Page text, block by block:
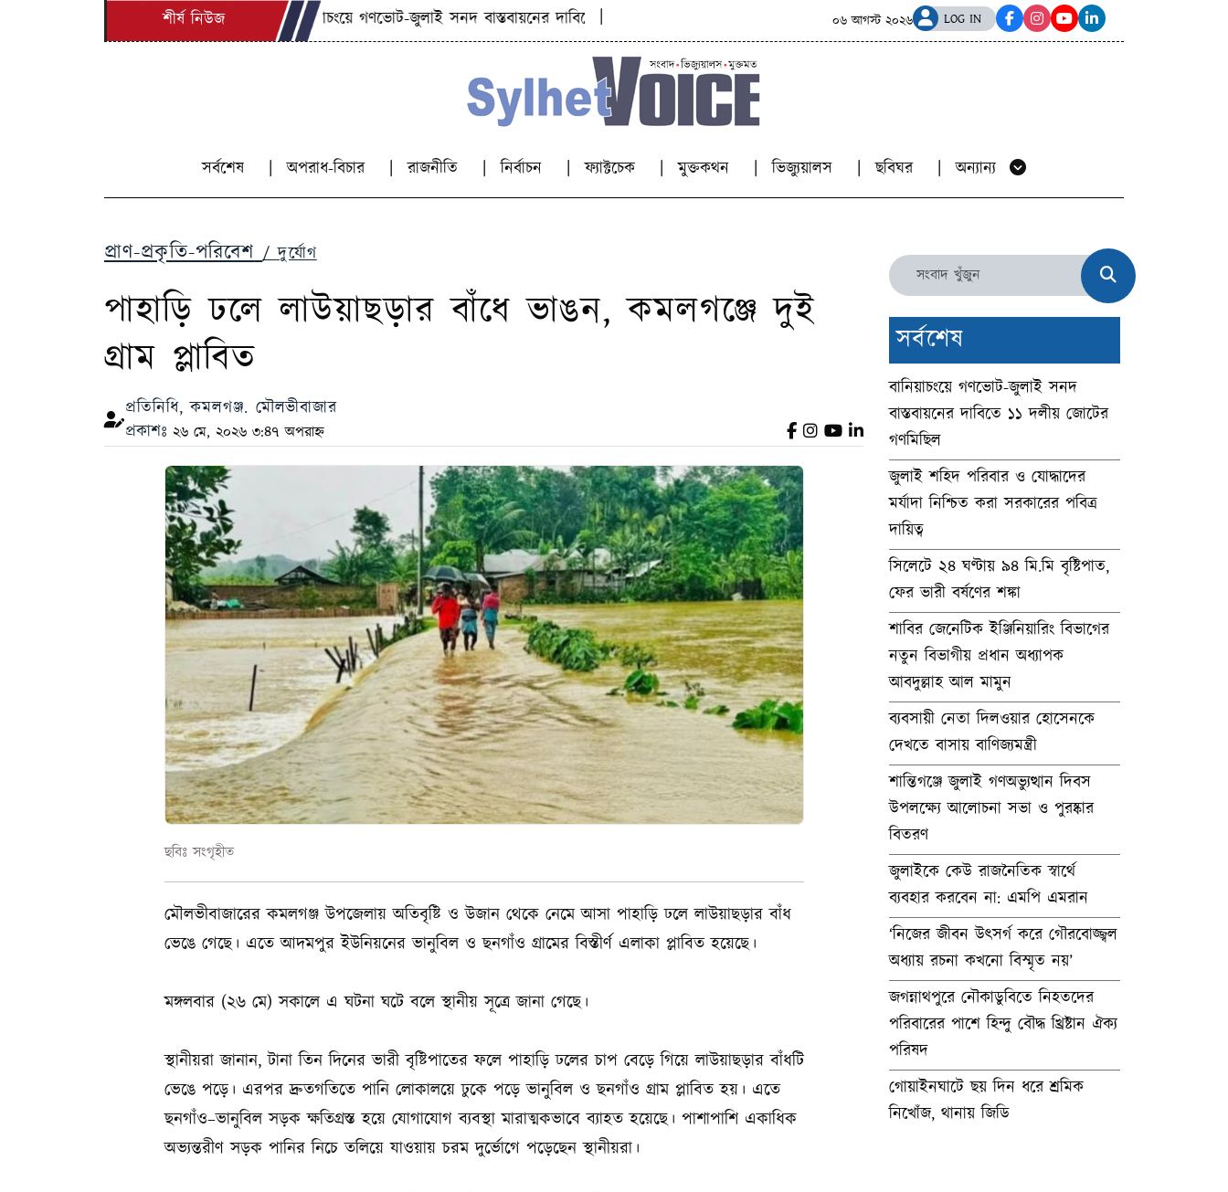
শীর্ষ নিউজ বানিয়াচংয়ে গণভোট-জুলাই সনদ বাস্তবায়নের দাবিতে ১১ দলীয় জোটের গণমিছিল জুলাই শহিদ পরিবার ও যোদ্ধাদের মর্যাদা নিশ্চিত করা সরকারের পবিত্র দায়িত্ব
| ০৬ আগস্ট ২০২৬ LOG IN
সর্বশেষ অপরাধ-বিচার রাজনীতি নির্বাচন ফ্যাক্টচেক মুক্তকথন ভিজ্যুয়ালস ছবিঘর অন্যান্য
প্রাণ-প্রকৃতি-পরিবেশ / দুর্যোগ
পাহাড়ি ঢলে লাউয়াছড়ার বাঁধে ভাঙন, কমলগঞ্জে দুই
গ্রাম প্লাবিত
প্রতিনিধি, কমলগঞ্জ. মৌলভীবাজার
প্রকাশঃ ২৬ মে, ২০২৬ ৩:৪৭ অপরাহ্ন
ছবিঃ সংগৃহীত
মৌলভীবাজারের কমলগঞ্জ উপজেলায় অতিবৃষ্টি ও উজান থেকে নেমে আসা পাহাড়ি ঢলে লাউয়াছড়ার বাঁধ
ভেঙে গেছে। এতে আদমপুর ইউনিয়নের ভানুবিল ও ছনগাঁও গ্রামের বিস্তীর্ণ এলাকা প্লাবিত হয়েছে।
মঙ্গলবার (২৬ মে) সকালে এ ঘটনা ঘটে বলে স্থানীয় সূত্রে জানা গেছে।
স্থানীয়রা জানান, টানা তিন দিনের ভারী বৃষ্টিপাতের ফলে পাহাড়ি ঢলের চাপ বেড়ে গিয়ে লাউয়াছড়ার বাঁধটি
ভেঙে পড়ে। এরপর দ্রুতগতিতে পানি লোকালয়ে ঢুকে পড়ে ভানুবিল ও ছনগাঁও গ্রাম প্লাবিত হয়। এতে
ছনগাঁও–ভানুবিল সড়ক ক্ষতিগ্রস্ত হয়ে যোগাযোগ ব্যবস্থা মারাত্মকভাবে ব্যাহত হয়েছে। পাশাপাশি একাধিক
অভ্যন্তরীণ সড়ক পানির নিচে তলিয়ে যাওয়ায় চরম দুর্ভোগে পড়েছেন স্থানীয়রা।
সর্বশেষ
বানিয়াচংয়ে গণভোট-জুলাই সনদ
বাস্তবায়নের দাবিতে ১১ দলীয় জোটের
গণমিছিল
জুলাই শহিদ পরিবার ও যোদ্ধাদের
মর্যাদা নিশ্চিত করা সরকারের পবিত্র
দায়িত্ব
সিলেটে ২৪ ঘণ্টায় ৯৪ মি.মি বৃষ্টিপাত,
ফের ভারী বর্ষণের শঙ্কা
শাবির জেনেটিক ইঞ্জিনিয়ারিং বিভাগের
নতুন বিভাগীয় প্রধান অধ্যাপক
আবদুল্লাহ আল মামুন
ব্যবসায়ী নেতা দিলওয়ার হোসেনকে
দেখতে বাসায় বাণিজ্যমন্ত্রী
শান্তিগঞ্জে জুলাই গণঅভ্যুত্থান দিবস
উপলক্ষ্যে আলোচনা সভা ও পুরষ্কার
বিতরণ
জুলাইকে কেউ রাজনৈতিক স্বার্থে
ব্যবহার করবেন না: এমপি এমরান
‘নিজের জীবন উৎসর্গ করে গৌরবোজ্জ্বল
অধ্যায় রচনা কখনো বিস্মৃত নয়’
জগন্নাথপুরে নৌকাডুবিতে নিহতদের
পরিবারের পাশে হিন্দু বৌদ্ধ খ্রিষ্টান ঐক্য
পরিষদ
গোয়াইনঘাটে ছয় দিন ধরে শ্রমিক
নিখোঁজ, থানায় জিডি